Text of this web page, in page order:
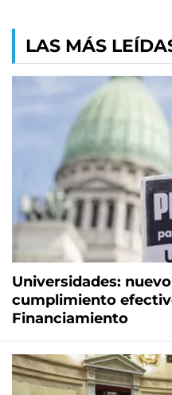
LAS MÁS
Universidades:
cumplimiento
Financiamiento